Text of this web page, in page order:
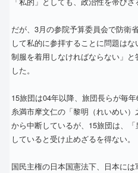
だが、3月の参院予算委員会で防衛
して私的に参拝することに問題は
制服を着用しなければならない」
した。
15旅団は04年以降、旅団長らが毎
糸満市摩文仁の「黎明（れいめい
から中断しているが、15旅団は、
していると受け止めざるを得ない。
国民主権の日本国憲法下、日本に